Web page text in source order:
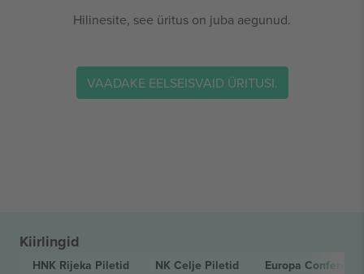
Hilinesite, see üritus on juba aegunud.
VAADAKE EELSEISVAID ÜRITUSI.
Kiirlingid
HNK Rijeka Piletid NK Celje Piletid Europa